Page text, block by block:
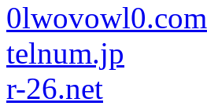
0lwovowl0.com
telnum.jp
r-26.net